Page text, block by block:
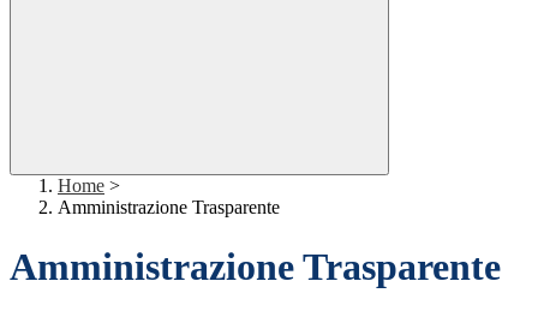
Home >
Amministrazione Trasparente
Amministrazione Trasparente